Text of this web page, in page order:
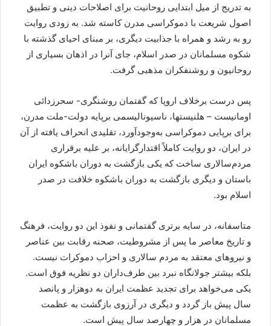
به تدریج از میل ابتدایی روحانیت برای اصلاحات دینی و تطبیق
اصول شریعت با دموکراسی مدرن کاسته شد. به زودی روایت
رو به رشد و همراه با جذابیت دیگری، بر مبنای احیای گذشته با
شکوه مسلمانان در صدر اسلام، جای آنرا در اذهان بسیاری از
روحانیون و روشنفکران مذهبی گرفت.
پس درست برخلاف اروپا که گفتمان روشنگری- سحرزدائی
اومانیست – هلنیستها، ناسیونالیسمی برپایه دولت-ملت مدرن،
برای برپایی دموکراسی به‌وجودآورد، تقلیدی انحراف یافته از آن
در ایران، دو روایت کاملاً اقتدارگرایانه، بر علیه برقراری
مردم‌سالاری ساخت که یکی بازگشت به دوران باشکوه ایران
باستان و دیگری بازگشت به دوران باشکوه خلافت در صدر
اسلام بود.
متاسفانه، در سایه برتری گفتمانی و نفوذ این دو روایت، فرهنگ
و تاریخ معاصر ما پس از مشروطیت، صحنه رقابت بین عناصر
و نیروهای معتقد به مردم سالاری و احزاب دموکرات نیست.
بلکه بیشتر جولانگاه نبرد بین طرف‌داران دو نظریه فوق است.
یکی می‌خواهد برای تجدید عظمت ایران به دوهزار و پانصد
سال پیش باز گردد و دیگری در آرزوی بازگشت به عظمت
مسلمانان در هزار و چهارصد سال پیش است.